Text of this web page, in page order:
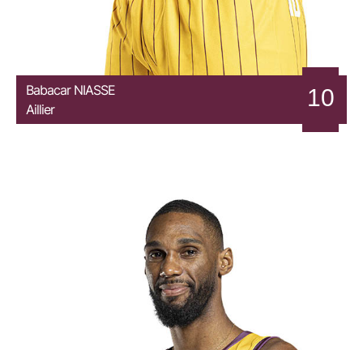
10
Babacar NIASSE
Aillier